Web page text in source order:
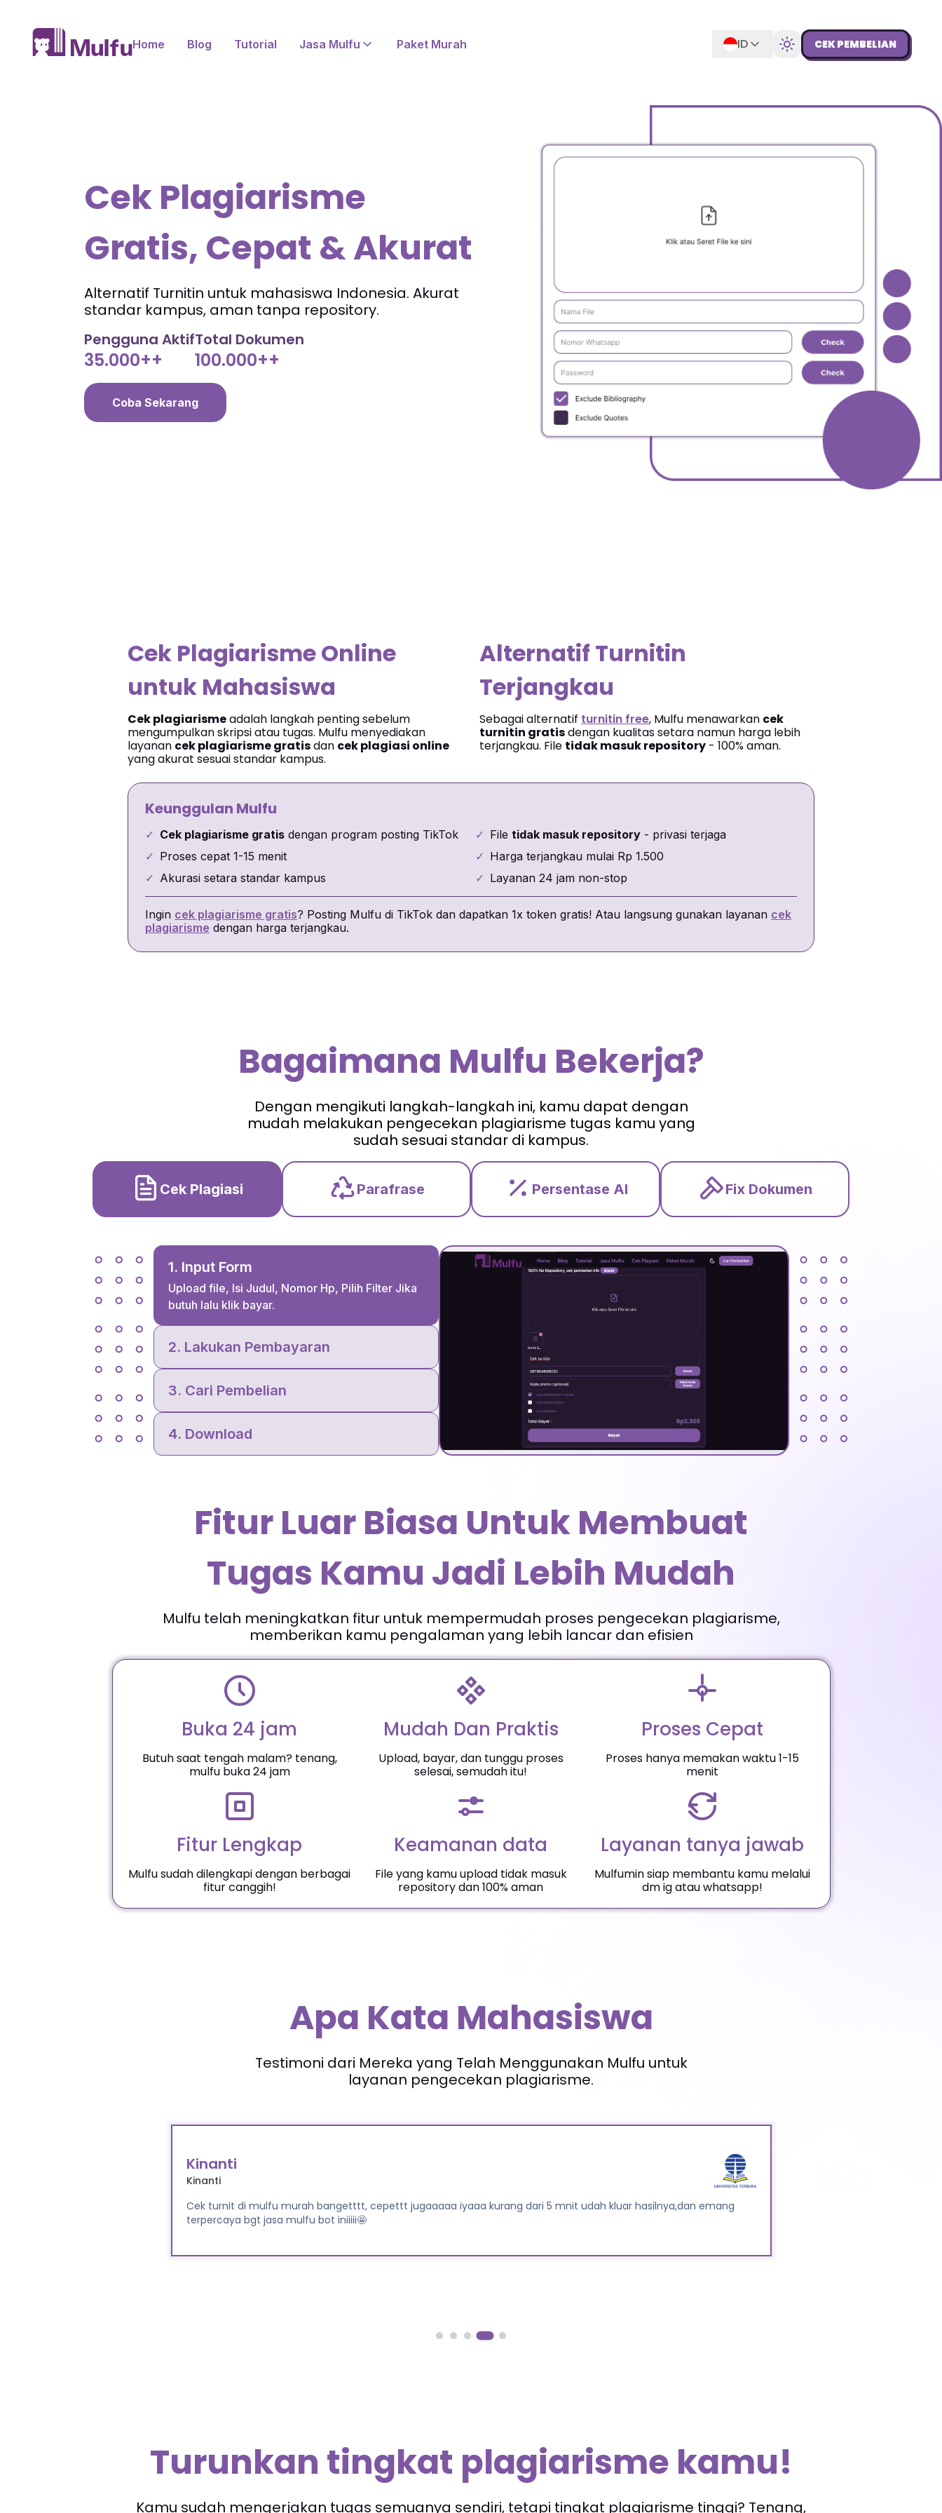
Home Blog Tutorial Jasa Mulfu Paket Murah ID CEK PEMBELIAN
Cek Plagiarisme
Gratis, Cepat & Akurat
Alternatif Turnitin untuk mahasiswa Indonesia. Akurat
standar kampus, aman tanpa repository.
Pengguna Aktif
35.000++
Total Dokumen
100.000++
Coba Sekarang
Cek Plagiarisme Online
untuk Mahasiswa
Cek plagiarismeadalah langkah penting sebelum
mengumpulkan skripsi atau tugas. Mulfu menyediakan
layanan cek plagiarisme gratisdan cek plagiasi online
yang akurat sesuai standar kampus.
Alternatif Turnitin
Terjangkau
Sebagai alternatif turnitin free, Mulfu menawarkan cek
turnitin gratisdengan kualitas setara namun harga lebih
terjangkau. File tidak masuk repository - 100% aman.
Keunggulan Mulfu
✓ Cek plagiarisme gratis dengan program posting TikTok ✓ File tidak masuk repository - privasi terjaga
✓ Proses cepat 1-15 menit ✓ Harga terjangkau mulai Rp 1.500
✓ Akurasi setara standar kampus ✓ Layanan 24 jam non-stop
Ingin cek plagiarisme gratis? Posting Mulfu di TikTok dan dapatkan 1x token gratis! Atau langsung gunakan layanan cek
plagiarisme dengan harga terjangkau.
Bagaimana Mulfu Bekerja?
Dengan mengikuti langkah-langkah ini, kamu dapat dengan
mudah melakukan pengecekan plagiarisme tugas kamu yang
sudah sesuai standar di kampus.
Cek Plagiasi Parafrase Persentase AI Fix Dokumen
1. Input Form
Upload file, Isi Judul, Nomor Hp, Pilih Filter Jika
butuh lalu klik bayar.
2. Lakukan Pembayaran
3. Cari Pembelian
4. Download
Fitur Luar Biasa Untuk Membuat
Tugas Kamu Jadi Lebih Mudah
Mulfu telah meningkatkan fitur untuk mempermudah proses pengecekan plagiarisme,
memberikan kamu pengalaman yang lebih lancar dan efisien
Buka 24 jam
Butuh saat tengah malam? tenang,
mulfu buka 24 jam
Mudah Dan Praktis
Upload, bayar, dan tunggu proses
selesai, semudah itu!
Proses Cepat
Proses hanya memakan waktu 1-15
menit
Fitur Lengkap
Mulfu sudah dilengkapi dengan berbagai
fitur canggih!
Keamanan data
File yang kamu upload tidak masuk
repository dan 100% aman
Layanan tanya jawab
Mulfumin siap membantu kamu melalui
dm ig atau whatsapp!
Apa Kata Mahasiswa
Testimoni dari Mereka yang Telah Menggunakan Mulfu untuk
layanan pengecekan plagiarisme.
Bilal
Universitas Negeri Makassar
Alhamdulillah, saya dapat rekomendasi dari teman untuk mengecek plagiasi di Mulfubot yang mana harganya
sangat terjangkau untuk mahasiswa. Hasil yang diberikan memuaskan kemudian prosesnya juga tidak memakan
Turunkan tingkat plagiarisme kamu!
Kamu sudah mengerjakan tugas semuanya sendiri, tetapi tingkat plagiarisme tinggi? Tenang,